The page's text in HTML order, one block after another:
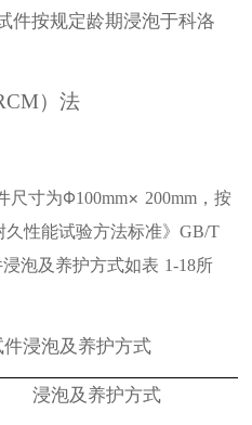
件按规定龄期浸泡于科洛
）法
尺寸为Φ100mm× 200mm ，按
性能试验方法标准》GB/T
泡及养护方式如表 1-18所
浸泡及养护方式
浸泡及养护方式